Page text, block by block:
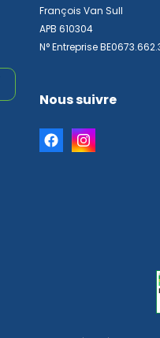
François Van Sull
APB 610304
N° Entreprise
Nous suivre